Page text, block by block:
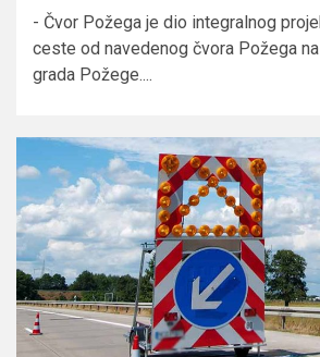
- Čvor Požega je dio integralnog
ceste od navedenog čvora Požega
grada Požege....